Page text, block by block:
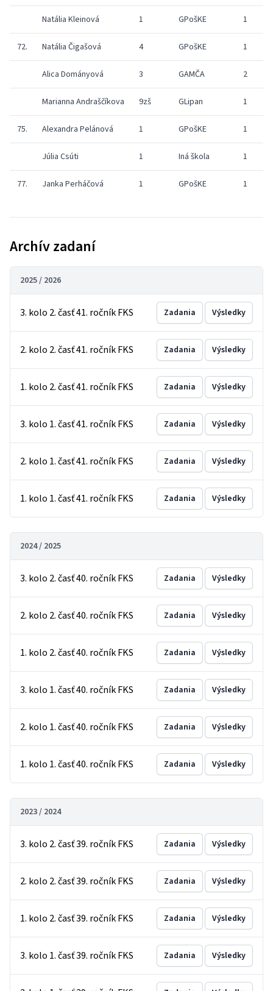
Natália Kleinová 1 GPošKE 1
72. Natália Čigašová 4 GPošKE 1
Alica Dományová 3 GAMČA 2
Marianna Andraščíkova 9zš GLipan 1
75. Alexandra Pelánová 1 GPošKE 1
Júlia Csúti 1 Iná škola 1
77. Janka Perháčová 1 GPošKE 1
Archív zadaní
2025 / 2026
3. kolo 2. časť 41. ročník FKS Zadania Výsledky
2. kolo 2. časť 41. ročník FKS Zadania Výsledky
1. kolo 2. časť 41. ročník FKS Zadania Výsledky
3. kolo 1. časť 41. ročník FKS Zadania Výsledky
2. kolo 1. časť 41. ročník FKS Zadania Výsledky
1. kolo 1. časť 41. ročník FKS Zadania Výsledky
2024 / 2025
3. kolo 2. časť 40. ročník FKS Zadania Výsledky
2. kolo 2. časť 40. ročník FKS Zadania Výsledky
1. kolo 2. časť 40. ročník FKS Zadania Výsledky
3. kolo 1. časť 40. ročník FKS Zadania Výsledky
2. kolo 1. časť 40. ročník FKS Zadania Výsledky
1. kolo 1. časť 40. ročník FKS Zadania Výsledky
2023 / 2024
3. kolo 2. časť 39. ročník FKS Zadania Výsledky
2. kolo 2. časť 39. ročník FKS Zadania Výsledky
1. kolo 2. časť 39. ročník FKS Zadania Výsledky
3. kolo 1. časť 39. ročník FKS Zadania Výsledky